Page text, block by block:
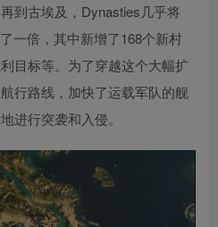
到古埃及，Dynasties几乎将
一倍，其中新增了168个新村
目标等。为了穿越这个大幅扩
行路线，加快了运载军队的舰
进行突袭和入侵。